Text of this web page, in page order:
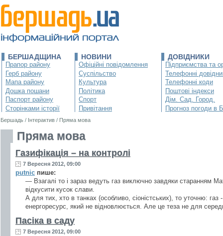
БЕРШАДЩИНА
Прапор району
Герб району
Мапа району
Дошка пошани
Паспорт району
Сторінками історії
НОВИНИ
Офіційні повідомлення
Суспільство
Культура
Політика
Спорт
Привітання
ДОВІДНИКИ
Підприємства та
Телефонні
Телефонні коди
Поштові індекси
Дім. Сад. Город.
Прогноз погоди в
Бершадь / Інтерактив / Пряма мова
Пряма мова
Газифікація – на контролі
7 Вересня 2012, 09:00
putnic пише:
— Взагалі то і зараз ведуть газ виключно завдяки старанням
відкусити кусок слави.
А для тих, хто в танках (особливо, сіоністських), то уточню: газ
енергоресурс, який не відновлюється. Але це теза не для
Пасіка в саду
7 Вересня 2012, 09:00